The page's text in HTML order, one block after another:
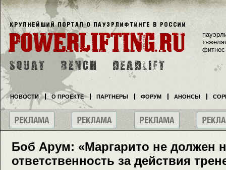
Боб Арум: «Маргарито не должен
ответственность за действия
фитнес
НОВОСТИ О ПРОЕКТЕ ПАРТНЕРЫ ФОРУМ АНОНСЫ